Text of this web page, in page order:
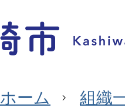
ホーム 組織